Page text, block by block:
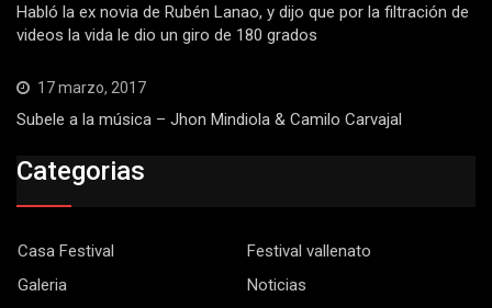
Habló la ex novia de Rubén Lanao, y dijo que por la filtración de
videos la vida le dio un giro de 180 grados
17 marzo, 2017
Subele a la música – Jhon Mindiola & Camilo Carvajal
Categorias
Casa Festival
Festival vallenato
Galeria
Noticias